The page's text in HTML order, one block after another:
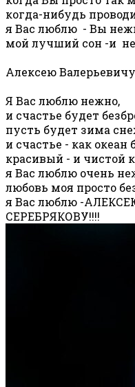
когда-нибудь
я Вас люблю - Вы
мой лучший сон -и
Алексею
Я Вас люблю нежно,
и счастье будет
пусть будет зима
и счастье - как
красивый - и чистой
я Вас люблю очень
любовь моя просто
я Вас люблю -
СЕРЕБРЯКОВУ!!!!